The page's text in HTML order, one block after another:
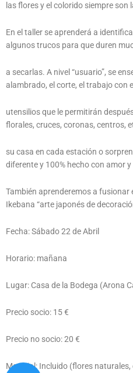
las flores y el colorido siempre
En el taller se aprenderá a
algunos trucos para que duren
a secarlas. A nivel “usuario”, se
alambrado, el corte, el trabajo con
utensilios que le permitirán
florales, cruces, coronas, centros,
su casa en cada estación o
diferente y 100% hecho con amor
También aprenderemos a
Ikebana “arte japonés de
Fecha: Sábado 22 de Abril
Horario: mañana
Lugar: Casa de la Bodega (Arona
Precio socio: 15 €
Precio no socio: 20 €
Material: Incluido (flores